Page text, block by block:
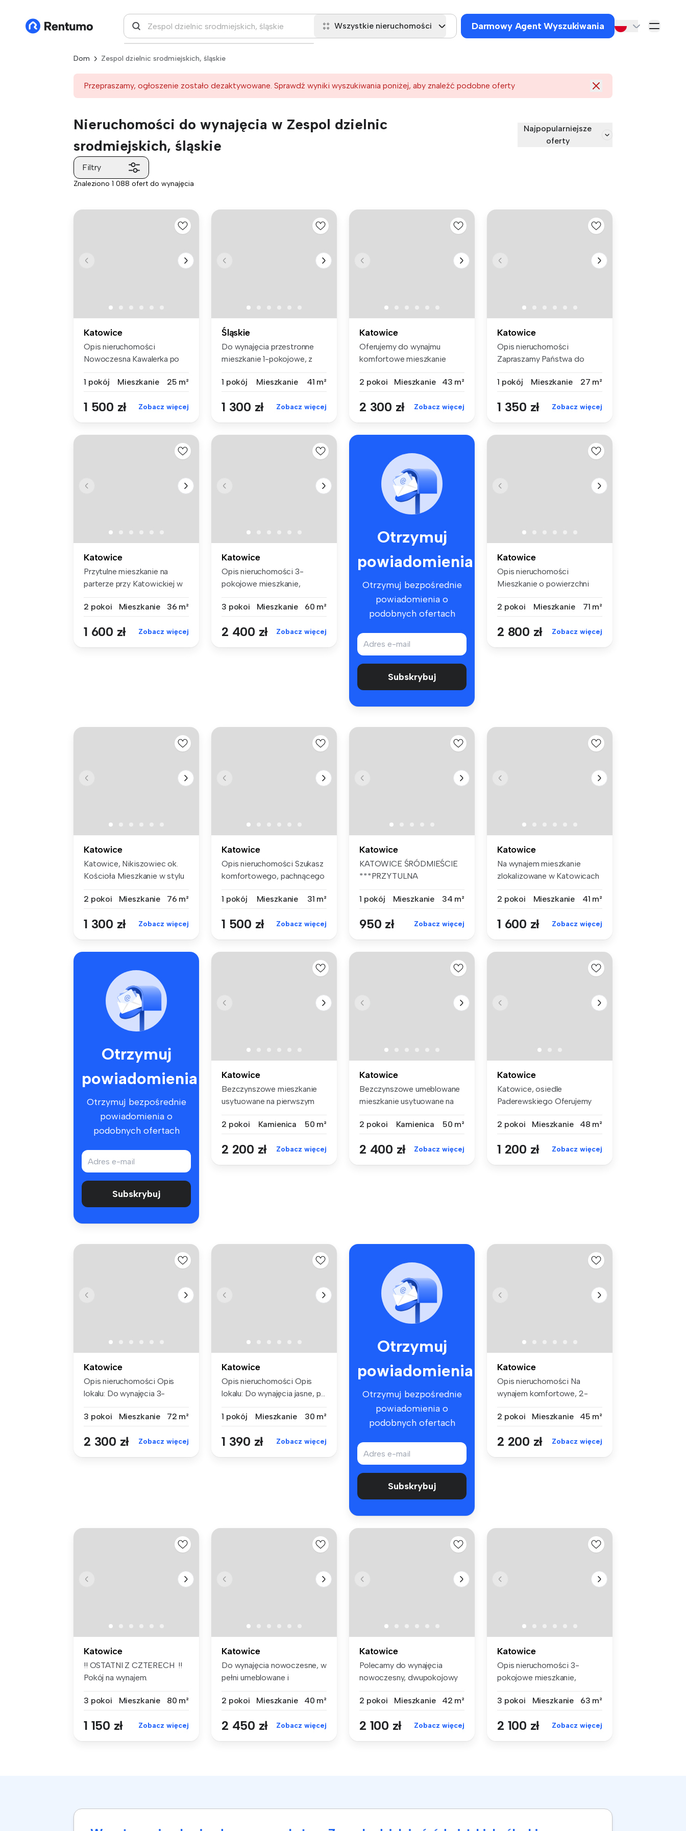
Wszystkie nieruchomości Darmowy Agent Wyszukiwania
Dom Zespol dzielnic srodmiejskich, śląskie
Przepraszamy, ogłoszenie zostało dezaktywowane. Sprawdź wyniki wyszukiwania poniżej, aby znaleźć podobne oferty
Nieruchomości do wynajęcia w Zespol dzielnic
srodmiejskich, śląskie
Najpopularniejsze
oferty
Filtry
Znaleziono 1 088 ofert do wynajęcia
Katowice
Opis nieruchomości
Nowoczesna Kawalerka po
1 pokój
Mieszkanie 25 m²
1 500 zł Zobacz więcej
Śląskie
Do wynajęcia przestronne
mieszkanie 1-pokojowe, z
1 pokój
Mieszkanie 41 m²
1 300 zł Zobacz więcej
Katowice
Oferujemy do wynajmu
komfortowe mieszkanie
2 pokoi
Mieszkanie 43 m²
2 300 zł Zobacz więcej
Katowice
Opis nieruchomości
Zapraszamy Państwa do
1 pokój
Mieszkanie 27 m²
1 350 zł Zobacz więcej
Katowice
Przytulne mieszkanie na
parterze przy Katowickiej w
2 pokoi
Mieszkanie 36 m²
1 600 zł Zobacz więcej
Katowice
Opis nieruchomości 3-
pokojowe mieszkanie,
3 pokoi
Mieszkanie 60 m²
2 400 zł Zobacz więcej
Otrzymuj
powiadomienia
Otrzymuj bezpośrednie
powiadomienia o
podobnych ofertach
Subskrybuj
Katowice
Opis nieruchomości
Mieszkanie o powierzchni
2 pokoi
Mieszkanie 71 m²
2 800 zł Zobacz więcej
Katowice
Katowice, Nikiszowiec ok.
Kościoła Mieszkanie w stylu
2 pokoi
Mieszkanie 76 m²
1 300 zł Zobacz więcej
Katowice
Opis nieruchomości Szukasz
komfortowego, pachnącego
1 pokój
Mieszkanie 31 m²
1 500 zł Zobacz więcej
Katowice
KATOWICE ŚRÓDMIEŚCIE
***PRZYTULNA
1 pokój
Mieszkanie 34 m²
950 zł Zobacz więcej
Katowice
Na wynajem mieszkanie
zlokalizowane w Katowicach
2 pokoi
Mieszkanie 41 m²
1 600 zł Zobacz więcej
Otrzymuj
powiadomienia
Otrzymuj bezpośrednie
powiadomienia o
podobnych ofertach
Subskrybuj
Katowice
Bezczynszowe mieszkanie
usytuowane na pierwszym
2 pokoi
Kamienica 50 m²
2 200 zł Zobacz więcej
Katowice
Bezczynszowe umeblowane
mieszkanie usytuowane na
2 pokoi
Kamienica 50 m²
2 400 zł Zobacz więcej
Katowice
Katowice, osiedle
Paderewskiego Oferujemy
2 pokoi
Mieszkanie 48 m²
1 200 zł Zobacz więcej
Katowice
Opis nieruchomości Opis
lokalu: Do wynajęcia 3-
3 pokoi
Mieszkanie 72 m²
2 300 zł Zobacz więcej
Katowice
Opis nieruchomości Opis
lokalu: Do wynajęcia jasne, p...
1 pokój Mieszkanie 30 m²
1 390 zł Zobacz więcej
Otrzymuj
powiadomienia
Otrzymuj bezpośrednie
powiadomienia o
podobnych ofertach
Subskrybuj
Katowice
Opis nieruchomości Na
wynajem komfortowe, 2-
2 pokoi
Mieszkanie 45 m²
2 200 zł Zobacz więcej
Katowice
!! OSTATNI Z CZTERECH !!
Pokój na wynajem.
3 pokoi
Mieszkanie 80 m²
1 150 zł Zobacz więcej
Katowice
Do wynajęcia nowoczesne, w
pełni umeblowane i
2 pokoi
Mieszkanie 40 m²
2 450 zł Zobacz więcej
Katowice
Polecamy do wynajęcia
nowoczesny, dwupokojowy
2 pokoi
Mieszkanie 42 m²
2 100 zł Zobacz więcej
Katowice
Opis nieruchomości 3-
pokojowe mieszkanie,
3 pokoi
Mieszkanie 63 m²
2 100 zł Zobacz więcej